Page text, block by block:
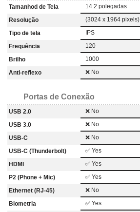
Tamanhod de Tela
14.2 polegadas
Resolução
(3024 x 1964 pixels)
Tipo de tela
IPS
Frequência
120
Brilho
1000
Anti-reflexo
❌ No
Portas de Conexão
USB 2.0
❌ No
USB 3.0
❌ No
USB-C
❌ No
USB-C (Thunderbolt)
✅ Yes
HDMI
✅ Yes
P2 (Phone + Mic)
✅ Yes
Ethernet (RJ-45)
❌ No
Biometria
✅ Yes